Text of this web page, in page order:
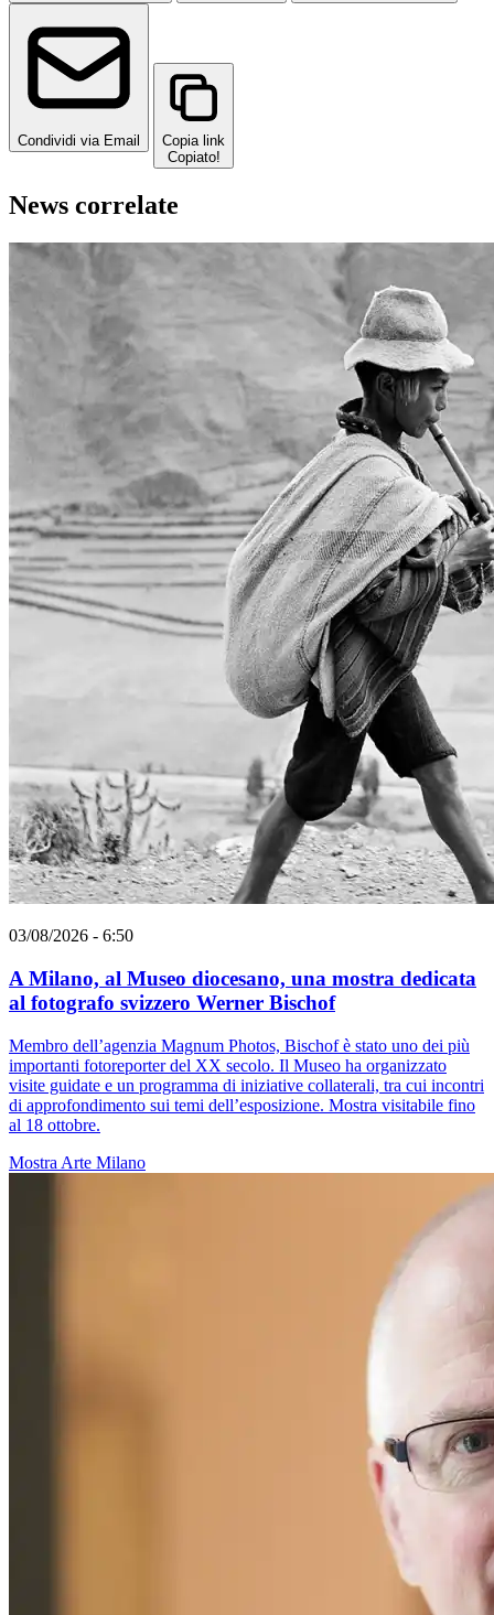
Condividi via Email
Copia link
Copiato!
News correlate
03/08/2026 - 6:50
A Milano, al Museo diocesano, una mostra dedicata
al fotografo svizzero Werner Bischof
Membro dell’agenzia Magnum Photos, Bischof è stato uno dei più
importanti fotoreporter del XX secolo. Il Museo ha organizzato
visite guidate e un programma di iniziative collaterali, tra cui incontri
di approfondimento sui temi dell’esposizione. Mostra visitabile fino
al 18 ottobre.
Mostra Arte Milano